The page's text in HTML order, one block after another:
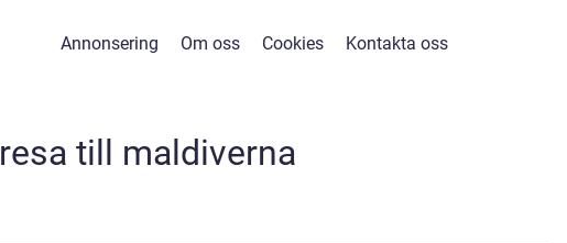
Annonsering Om oss Cookies Kontakta oss
resa till maldiverna